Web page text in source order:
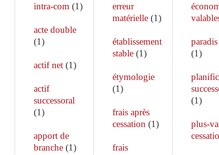
intra-com (1)
acte double
(1)
actif net (1)
actif
successoral
(1)
apport de
branche (1)
erreur
matérielle(1)
établissement
stable(1)
étymologie
(1)
frais après
cessation (1)
frais
(1)
(1)
plus-